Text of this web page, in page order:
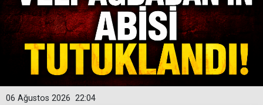
22:04
06 Ağustos 2026